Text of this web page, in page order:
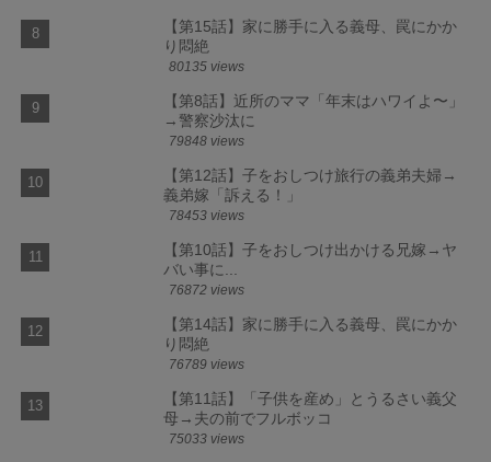
【第15話】家に勝手に入る義母、罠にかか
り悶絶
80135 views
【第8話】近所のママ「年末はハワイよ〜」
→警察沙汰に
79848 views
【第12話】子をおしつけ旅行の義弟夫婦→
義弟嫁「訴える！」
78453 views
【第10話】子をおしつけ出かける兄嫁→ヤ
バい事に...
76872 views
【第14話】家に勝手に入る義母、罠にかか
り悶絶
76789 views
【第11話】「子供を産め」とうるさい義父
母→夫の前でフルボッコ
75033 views